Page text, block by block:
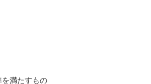
満たすもの